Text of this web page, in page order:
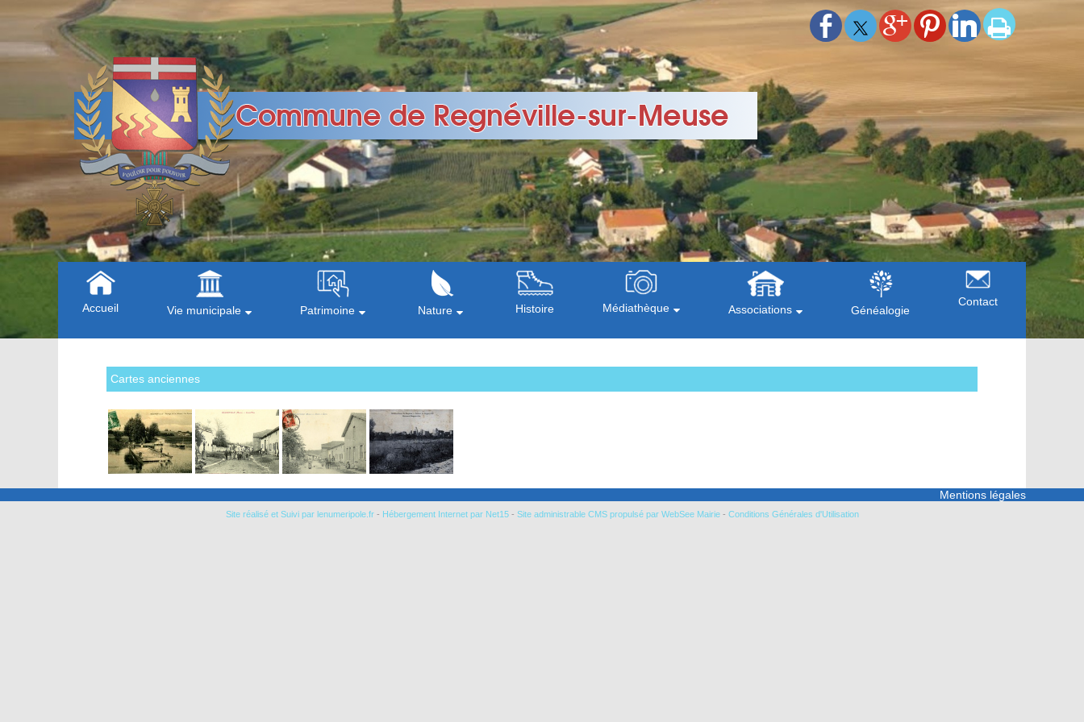
Accueil Vie municipale Patrimoine Nature Histoire Médiathèque Associations Généalogie
Contact
Cartes anciennes
Mentions légales
Site réalisé et Suivi par lenumeripole.fr- Hébergement Internet par Net15- Site administrable CMS propulsé par WebSee Mairie- Conditions Générales d'Utilisation